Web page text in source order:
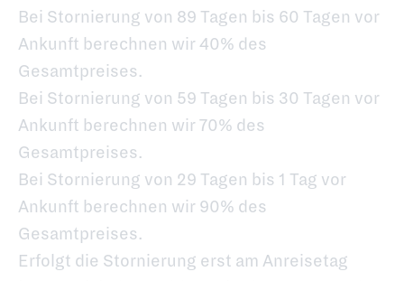
Bei Stornierung von 89 Tagen bis 60 Tagen vor
Ankunft berechnen wir 40% des
Gesamtpreises.
Bei Stornierung von 59 Tagen bis 30 Tagen vor
Ankunft berechnen wir 70% des
Gesamtpreises.
Bei Stornierung von 29 Tagen bis 1 Tag vor
Ankunft berechnen wir 90% des
Gesamtpreises.
Erfolgt die Stornierung erst am Anreisetag